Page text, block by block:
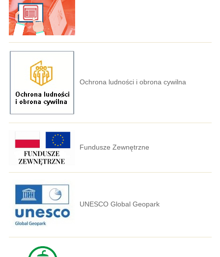
Ochrona ludności i obrona cywilna
Fundusze Zewnętrzne
UNESCO Global Geopark